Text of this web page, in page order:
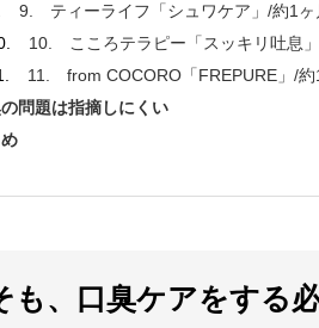
9. ティーライフ「シュワケア」/約1ヶ
10. こころテラピー「スッキリ吐息」
11. from COCORO「FREPURE」/約
問題は指摘しにくい
も、口臭ケアをする